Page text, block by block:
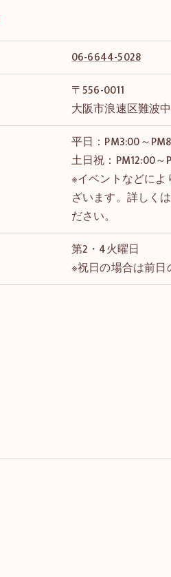
06-6644-5028
〒556-0011
大阪市浪速区難波
平日：PM3:00～
土日祝：PM12:00～
※イベントなどに
ざいます。詳しく
ださい。
第2・4火曜日
※祝日の場合は前